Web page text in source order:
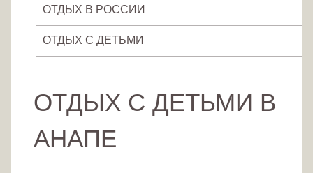
ОТДЫХ В РОССИИ
ОТДЫХ С ДЕТЬМИ
ОТДЫХ С ДЕТЬМИ В
АНАПЕ